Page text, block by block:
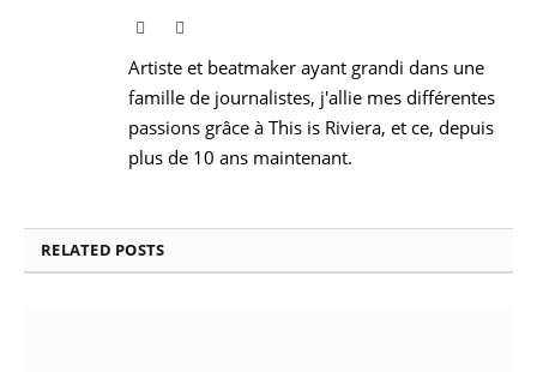
Website
Artiste et beatmaker ayant grandi dans une
famille de journalistes, j'allie mes différentes
passions grâce à This is Riviera, et ce, depuis
plus de 10 ans maintenant.
RELATED POSTS